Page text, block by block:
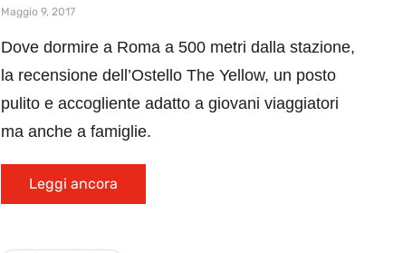
Maggio 9, 2017
Dove dormire a Roma a 500 metri dalla stazione,
la recensione dell’Ostello The Yellow, un posto
pulito e accogliente adatto a giovani viaggiatori
ma anche a famiglie.
Leggi ancora